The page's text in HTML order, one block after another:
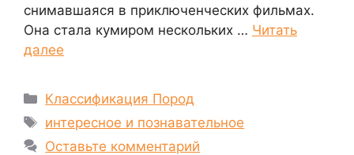
снимавшаяся в приключенческих фильмах.
Она стала кумиром нескольких … Читать
далее
Рубрики
Классификация Пород
Метки
интересное и познавательное
Оставьте комментарий